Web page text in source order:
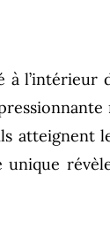
l’intérieur
atteignent